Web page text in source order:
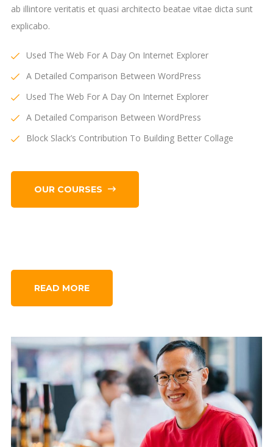
ab illintore veritatis et quasi architecto beatae vitae dicta sunt
explicabo.
Used The Web For A Day On Internet Explorer
A Detailed Comparison Between WordPress
Used The Web For A Day On Internet Explorer
A Detailed Comparison Between WordPress
Block Slack’s Contribution To Building Better Collage
OUR COURSES
READ MORE